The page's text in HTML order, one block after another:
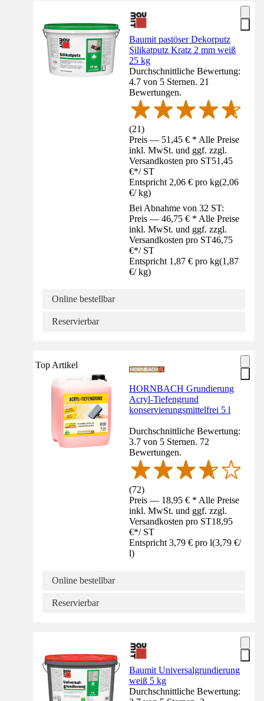
Baumit pastöser Dekorputz
Silikatputz Kratz 2 mm weiß
25 kg
Durchschnittliche Bewertung:
4.7 von 5 Sternen. 21
Bewertungen.
(21)
Preis — 51,45 € * Alle Preise
inkl. MwSt. und ggf. zzgl.
Versandkosten pro ST51,45
€*/ ST
Entspricht 2,06 € pro kg(2,06
€/ kg)
Bei Abnahme von 32 ST:
Preis — 46,75 € * Alle Preise
inkl. MwSt. und ggf. zzgl.
Versandkosten pro ST46,75
€*/ ST
Entspricht 1,87 € pro kg(1,87
€/ kg)
Online bestellbar
Reservierbar
Top Artikel
HORNBACH Grundierung
Acryl-Tiefengrund
konservierungsmittelfrei 5 l
Durchschnittliche Bewertung:
3.7 von 5 Sternen. 72
Bewertungen.
(72)
Preis — 18,95 € * Alle Preise
inkl. MwSt. und ggf. zzgl.
Versandkosten pro ST18,95
€*/ ST
Entspricht 3,79 € pro l(3,79 €/
l)
Online bestellbar
Reservierbar
Baumit Universalgrundierung
weiß 5 kg
Durchschnittliche Bewertung: